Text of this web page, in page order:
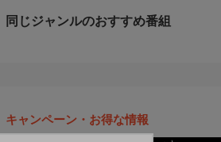
同じジャンルのおすすめ番組
キャンペーン・お得な情報